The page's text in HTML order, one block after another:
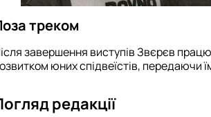
треком
завершення виступів Звєрєв
юних спідвеїстів, передаючи
редакції